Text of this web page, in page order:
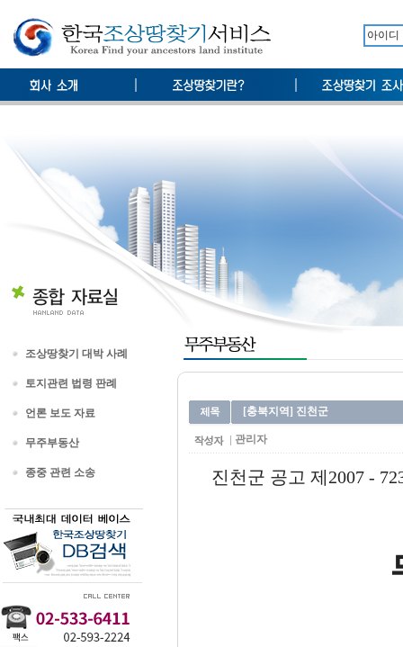
조상땅찾기 대박 사례
토지관련 법령 판례
언론 보도 자료
무주부동산
종중 관련 소송
[충북지역] 진천군
관리자
진천군 공고 제2007 -